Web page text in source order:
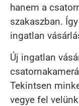
hanem a
szakaszban.
ingatlan
Új ingatlan
Tekintsen
vegye fel